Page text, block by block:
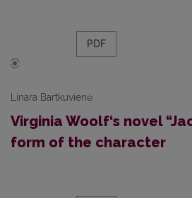
PDF
Linara Bartkuvienė
Virginia Woolf‘s novel
form of the character